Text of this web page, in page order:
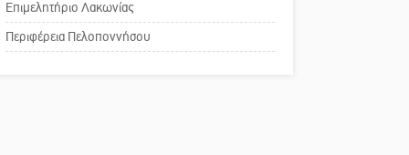
Το δικό σας σχόλιο:
Παράδειγμα κοινωνικής
Επιμελητήριο Λακωνίας
Περιφέρεια Πελοποννήσου